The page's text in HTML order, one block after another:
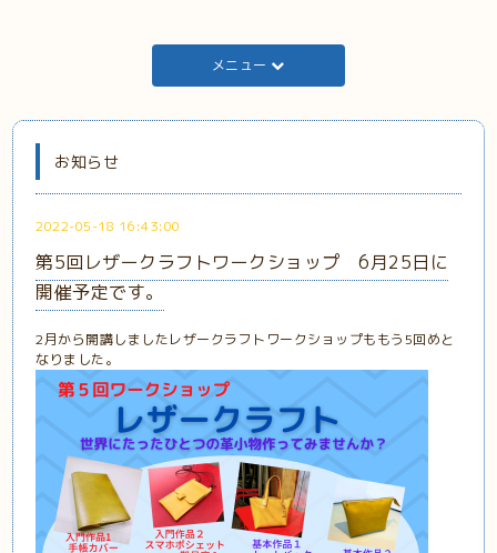
メニュー
お知らせ
2022-05-18 16:43:00
第5回レザークラフトワークショップ 6月25日に
開催予定です。
2月から開講しましたレザークラフトワークショップももう5回めと
なりました。